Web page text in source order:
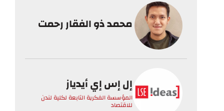
محمد ذو الفقار رحمت
إل إس إي أيدياز
المؤسسة الفكرية التابعة لكلية لندن
للاقتصاد